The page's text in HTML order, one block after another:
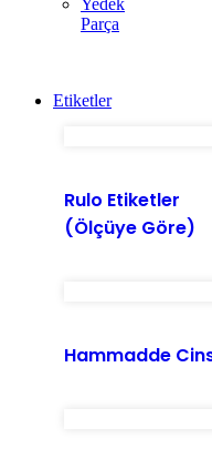
Parça
Etiketler
Rulo Etiketler
(Ölçüye Göre)
Hammadde